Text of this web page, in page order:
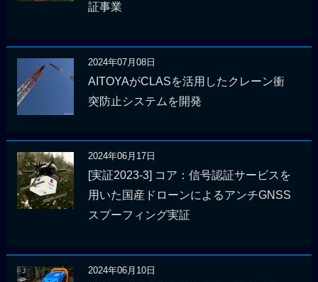
証事業
2024年07月08日
AITOYAがCLASを活用したクレーン衝
突防止システムを開発
2024年06月17日
[実証2023-3] コア：信号認証サービスを
用いた国産ドローンによるアンチGNSS
スプーフィング実証
2024年06月10日